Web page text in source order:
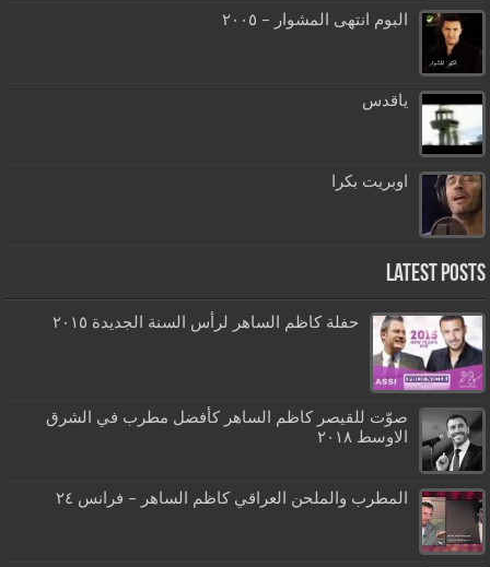
البوم انتهى المشوار – ٢٠٠٥
ياقدس
اوبريت بكرا
Latest Posts
حفلة كاظم الساهر لرأس السنة الجديدة ٢٠١٥
صوّت للقيصر كاظم الساهر كأفضل مطرب في الشرق
الاوسط ٢٠١٨
المطرب والملحن العراقي كاظم الساهر – فرانس ٢٤